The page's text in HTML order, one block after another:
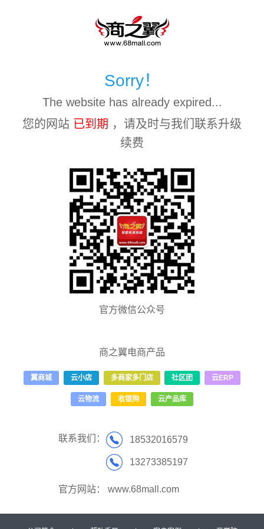
Sorry！
The website has already expired...
您的网站 已到期 ，请及时与我们联系升级
续费
官方微信公众号
商之翼电商产品
翼商城 云小店 多商家多门店 社区团 云ERP
云物流 收银狗 云产品库
联系我们： 18532016579
13273385197
官方网站： www.68mall.com